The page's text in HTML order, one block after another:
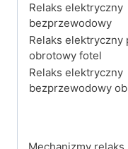
Relaks elektryczny
bezprzewodowy
Relaks elektryczny
obrotowy fotel
Relaks elektryczny
bezprzewodowy
Mechanizmy